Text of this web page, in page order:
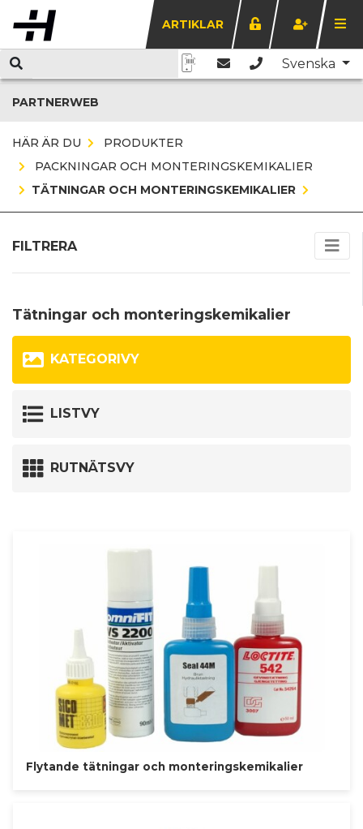
ARTIKLAR
Svenska
PARTNERWEB
HÄR ÄR DU
PRODUKTER
PACKNINGAR OCH MONTERINGSKEMIKALIER
TÄTNINGAR OCH MONTERINGSKEMIKALIER
FILTRERA
Tätningar och monteringskemikalier
KATEGORIVY
LISTVY
RUTNÄTSVY
Flytande tätningar och monteringskemikalier